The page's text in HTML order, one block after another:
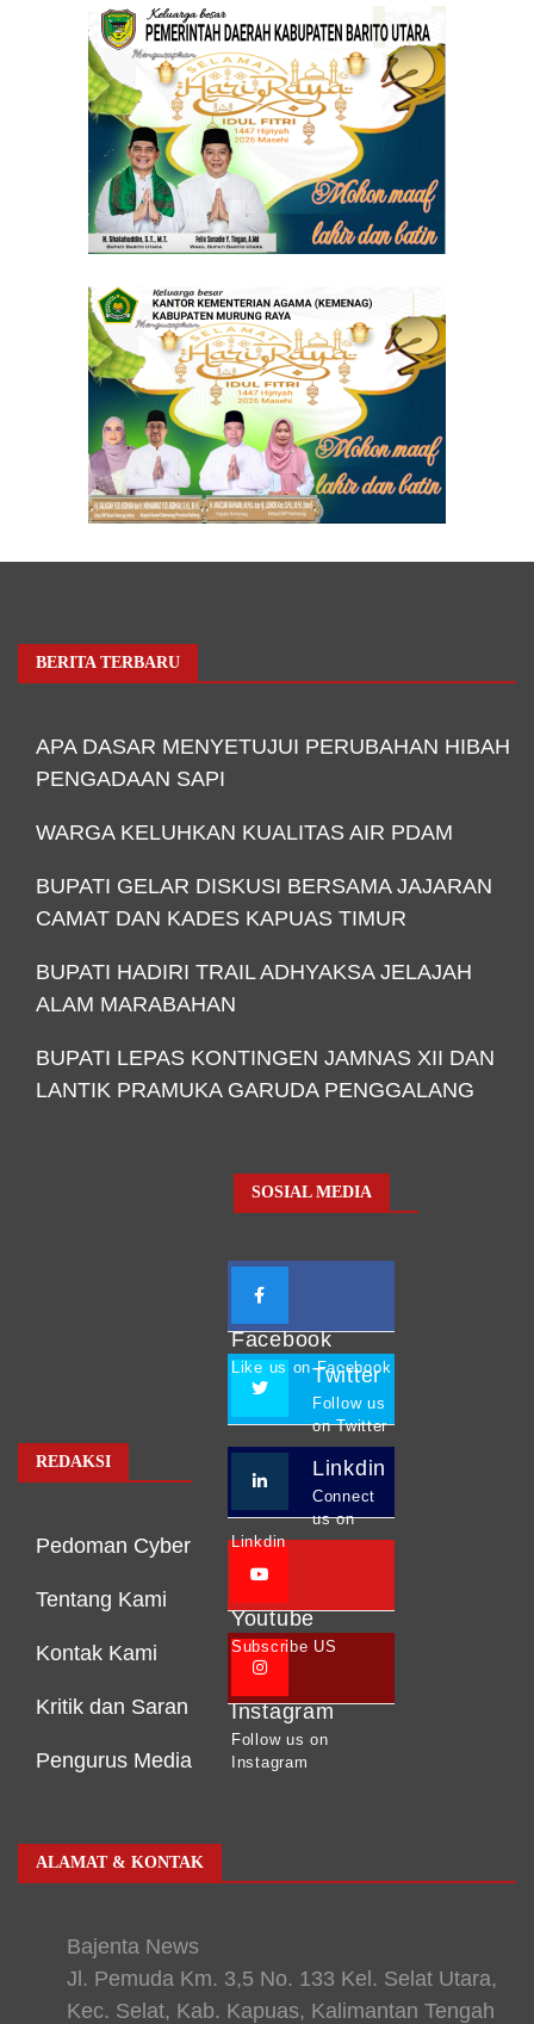
BERITA TERBARU
APA DASAR MENYETUJUI PERUBAHAN HIBAH
PENGADAAN SAPI
WARGA KELUHKAN KUALITAS AIR PDAM
BUPATI GELAR DISKUSI BERSAMA JAJARAN
CAMAT DAN KADES KAPUAS TIMUR
BUPATI HADIRI TRAIL ADHYAKSA JELAJAH
ALAM MARABAHAN
BUPATI LEPAS KONTINGEN JAMNAS XII DAN
LANTIK PRAMUKA GARUDA PENGGALANG
REDAKSI
Pedoman Cyber
Tentang Kami
Kontak Kami
Kritik dan Saran
Pengurus Media
SOSIAL MEDIA
Facebook
Like us on Facebook
Twitter
Follow us
on Twitter
Linkdin
Connect
us on
Linkdin
Youtube
Subscribe US
Instagram
Follow us on
Instagram
ALAMAT & KONTAK
Bajenta News
Jl. Pemuda Km. 3,5 No. 133 Kel. Selat Utara,
Kec. Selat, Kab. Kapuas, Kalimantan Tengah